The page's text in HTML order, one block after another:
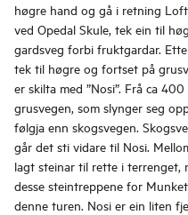
høgre hand og gå i retning
ved Opedal Skule, tek ein til
gardsveg forbi fruktgardar.
tek til høgre og fortset på
er skilta med ”Nosi”. Frå ca
grusvegen, som slynger seg
følgja enn skogsvegen.
går det sti vidare til Nosi.
lagt steinar til rette i terrenget,
desse steintreppene for
denne turen. Nosi er ein liten